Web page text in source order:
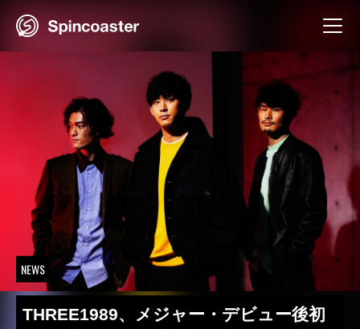
NEWS
THREE1989、メジャー・デビュー後初